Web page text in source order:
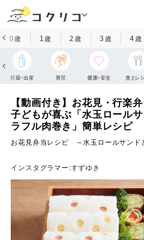
0歳 1歳 2 歳 3歳 4歳
妊娠・出産 育児 健康・安全 食とレ
【動画付き】お花見・行楽
子どもが喜ぶ「水玉ロール
ラフル肉巻き」簡単レシピ
お花見弁当レシピ ～水玉ロールサンド
インスタグラマー:すずゆき